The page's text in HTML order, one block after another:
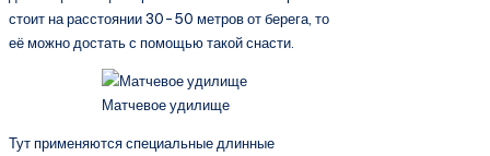
стоит на расстоянии 30-50 метров от берега, то
её можно достать с помощью такой снасти.
Матчевое удилище
Тут применяются специальные длинные